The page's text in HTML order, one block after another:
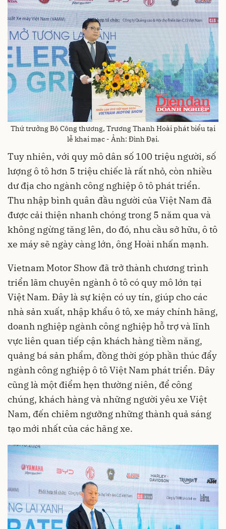
Thứ trưởng Bộ Công thương, Trương Thanh Hoài phát biểu tại
lễ khai mạc - Ảnh: Đình Đại.
Tuy nhiên, với quy mô dân số 100 triệu người, số
lượng ô tô hơn 5 triệu chiếc là rất nhỏ, còn nhiều
dư địa cho ngành công nghiệp ô tô phát triển.
Thu nhập bình quân đầu người của Việt Nam đã
được cải thiện nhanh chóng trong 5 năm qua và
không ngừng tăng lên, do đó, nhu cầu sở hữu, ô tô
xe máy sẽ ngày càng lớn, ông Hoài nhấn mạnh.
Vietnam Motor Show đã trở thành chương trình
triển lãm chuyên ngành ô tô có quy mô lớn tại
Việt Nam. Đây là sự kiện có uy tín, giúp cho các
nhà sản xuất, nhập khẩu ô tô, xe máy chính hãng,
doanh nghiệp ngành công nghiệp hỗ trợ và lĩnh
vực liên quan tiếp cận khách hàng tiềm năng,
quảng bá sản phẩm, đồng thời góp phần thúc đẩy
ngành công nghiệp ô tô Việt Nam phát triển. Đây
cũng là một điểm hẹn thường niên, để công
chúng, khách hàng và những người yêu xe Việt
Nam, đến chiêm ngưỡng những thành quả sáng
tạo mới nhất của các hãng xe.